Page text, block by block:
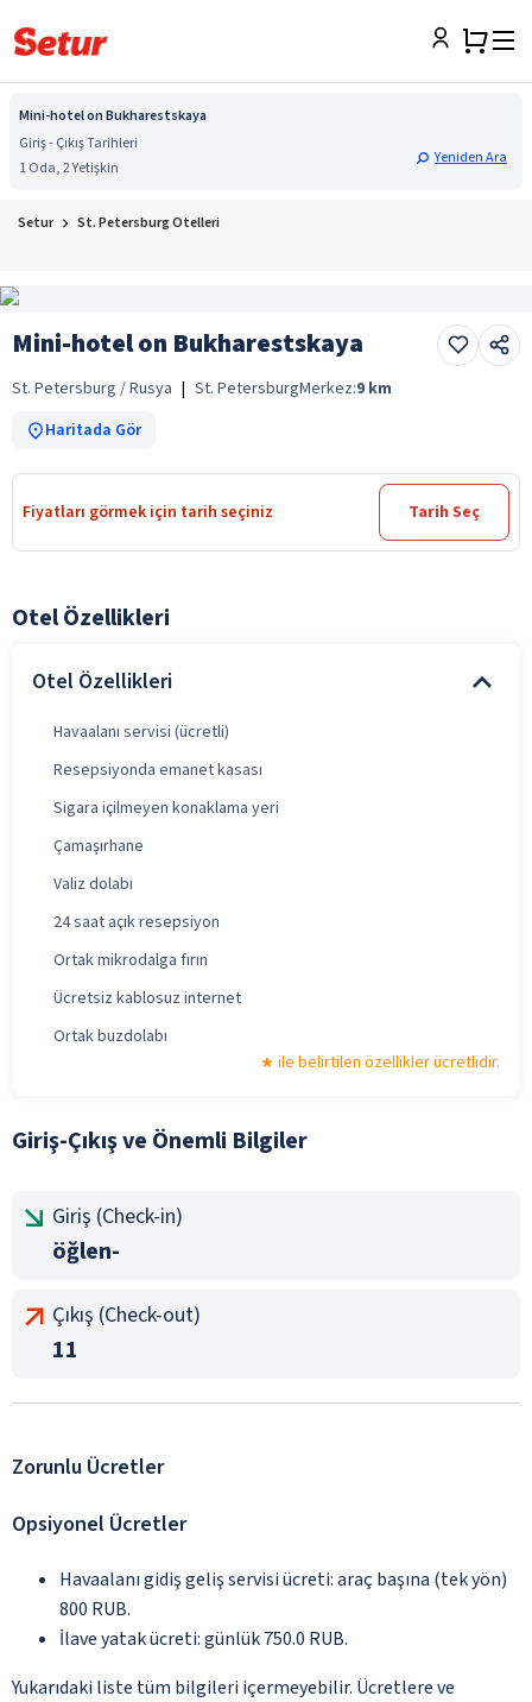
Mini-hotel on Bukharestskaya
Giriş - Çıkış Tarihleri
1 Oda, 2 Yetişkin
Yeniden Ara
Setur St. Petersburg Otelleri
Mini-hotel on Bukharestskaya
St. Petersburg / Rusya | St. PetersburgMerkez:9 km
Haritada Gör
Fiyatları görmek için tarih seçiniz Tarih Seç
Otel Özellikleri
Otel Özellikleri
Havaalanı servisi (ücretli)
Resepsiyonda emanet kasası
Sigara içilmeyen konaklama yeri
Çamaşırhane
Valiz dolabı
24 saat açık resepsiyon
Ortak mikrodalga fırın
Ücretsiz kablosuz internet
Ortak buzdolabı
ile belirtilen özellikler ücretlidir.
Giriş-Çıkış ve Önemli Bilgiler
Giriş (Check-in)
öğlen-
Çıkış (Check-out)
11
Zorunlu Ücretler
Opsiyonel Ücretler
Havaalanı gidiş geliş servisi ücreti: araç başına (tek yön)
800 RUB.
İlave yatak ücreti: günlük 750.0 RUB.
Yukarıdaki liste tüm bilgileri içermeyebilir. Ücretlere ve